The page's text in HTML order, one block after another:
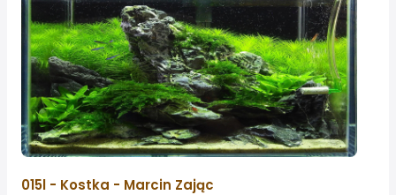
015l - Kostka - Marcin Zając